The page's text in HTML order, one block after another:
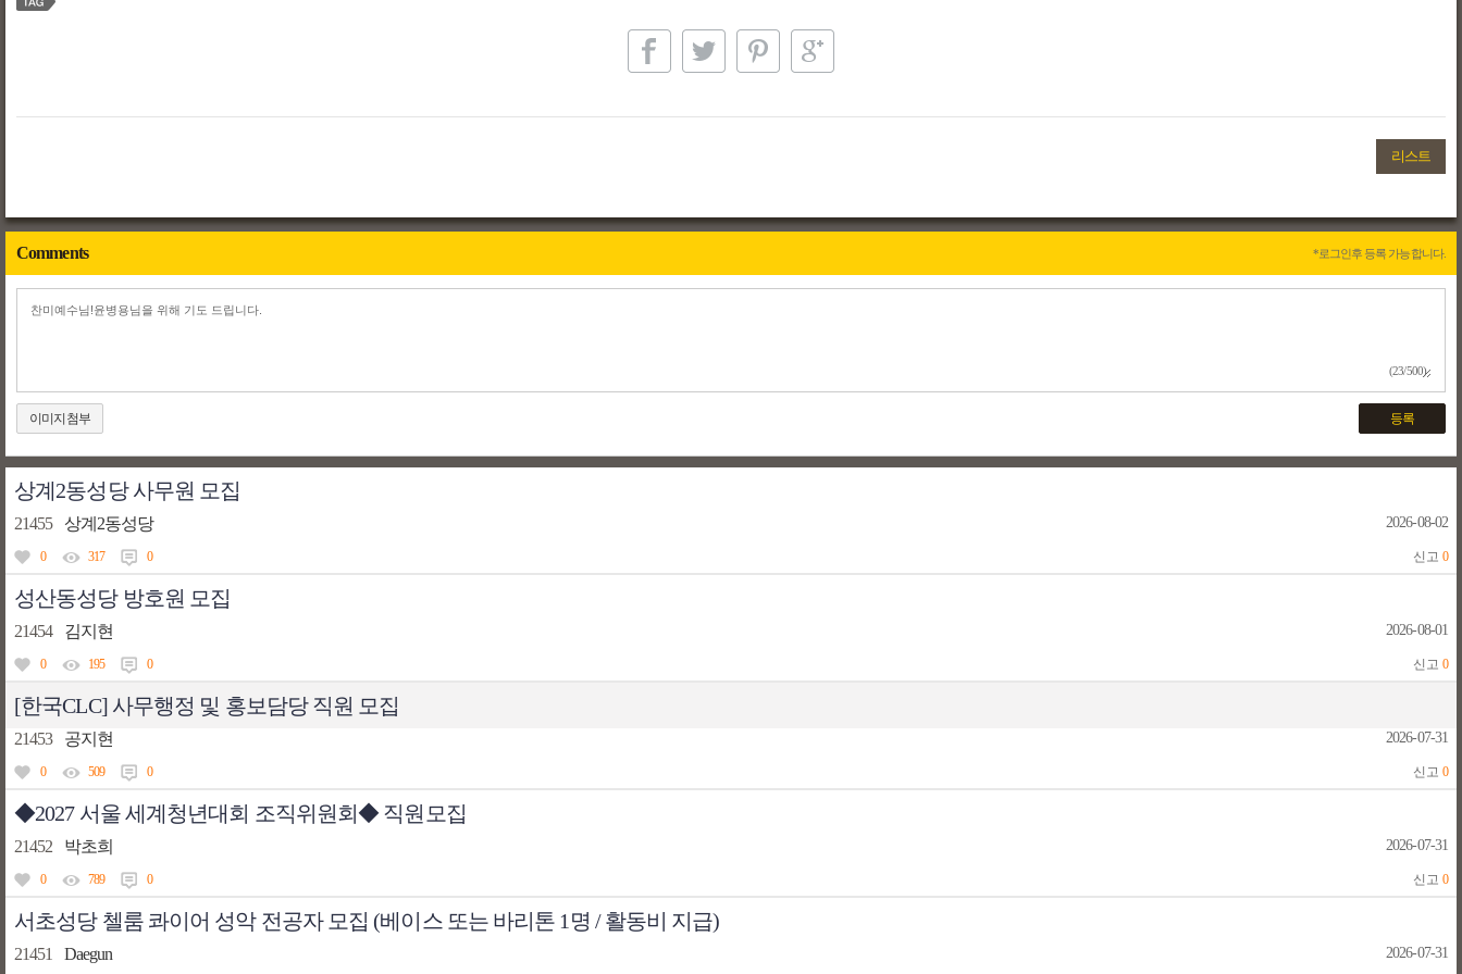
리스트
Comments *로그인후 등록 가능합니다.
(23/500)
이미지첨부 등록
상계2동성당 사무원 모집
21455 상계2동성당 2026-08-02
0 317 0 신고 0
성산동성당 방호원 모집
21454 김지현 2026-08-01
0 195 0 신고 0
[한국CLC] 사무행정 및 홍보담당 직원 모집
21453 공지현 2026-07-31
0 509 0 신고 0
◆2027 서울 세계청년대회 조직위원회◆ 직원모집
21452 박초희 2026-07-31
0 789 0 신고 0
서초성당 첼룸 콰이어 성악 전공자 모집 (베이스 또는 바리톤 1명 / 활동비 지급)
21451 Daegun 2026-07-31